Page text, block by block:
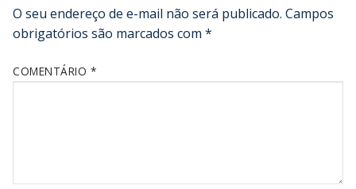
O seu endereço de e-mail não será publicado. Campos
obrigatórios são marcados com *
COMENTÁRIO *